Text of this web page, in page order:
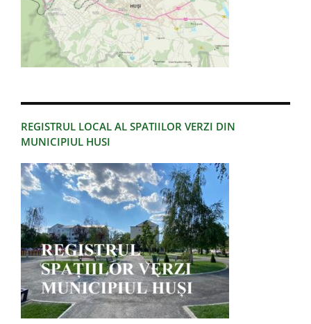
REGISTRUL LOCAL AL SPATIILOR VERZI DIN
MUNICIPIUL HUSI